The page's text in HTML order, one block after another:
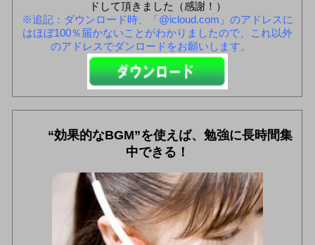
ドして頂きました（感謝！）
※追記：ダウンロード時、「@icloud.com」のアドレスに
はほぼ100％届かないことがわかりましたので、これ以外
のアドレスでダンロードをお願いします。
“効果的なBGM”を使えば、勉強に長時間集
中できる！